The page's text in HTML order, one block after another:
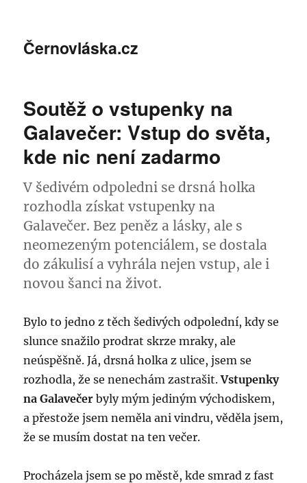
Černovláska.cz
Soutěž o vstupenky na
Galavečer: Vstup do světa,
kde nic není zadarmo
V šedivém odpoledni se drsná holka
rozhodla získat vstupenky na
Galavečer. Bez peněz a lásky, ale s
neomezeným potenciálem, se dostala
do zákulisí a vyhrála nejen vstup, ale i
novou šanci na život.
Bylo to jedno z těch šedivých odpolední, kdy se
slunce snažilo prodrat skrze mraky, ale
neúspěšně. Já, drsná holka z ulice, jsem se
rozhodla, že se nenechám zastrašit.Vstupenky
na Galavečer byly mým jediným východiskem,
a přestože jsem neměla ani vindru, věděla jsem,
že se musím dostat na ten večer.
Procházela jsem se po městě, kde smrad z fast